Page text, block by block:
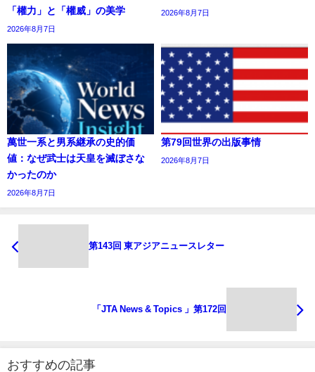
「權力」と「權威」の美学
2026年8月7日
2026年8月7日
萬世一系と男系継承の史的価
値：なぜ武士は天皇を滅ぼさな
かったのか
2026年8月7日
第79回世界の出版事情
2026年8月7日
第143回 東アジアニュースレター
「JTA News & Topics 」第172回
おすすめの記事